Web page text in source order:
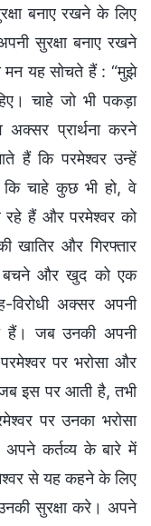
बनाए रखने के लिए
सुरक्षा बनाए रखने
मन यह सोचते हैं : “मुझे
चाहे जो भी पकड़ा
प्रार्थना करने
हैं कि परमेश्वर उन्हें
चाहे कुछ भी हो, वे
रहे हैं और परमेश्वर को
खातिर और गिरफ्तार
बचने और खुद को एक
विरोधी अक्सर अपनी
हैं। जब उनकी अपनी
पर भरोसा और
इस पर आती है, तभी
पर उनका भरोसा
अपने कर्तव्य के बारे में
से यह कहने के लिए
सुरक्षा करे। अपने